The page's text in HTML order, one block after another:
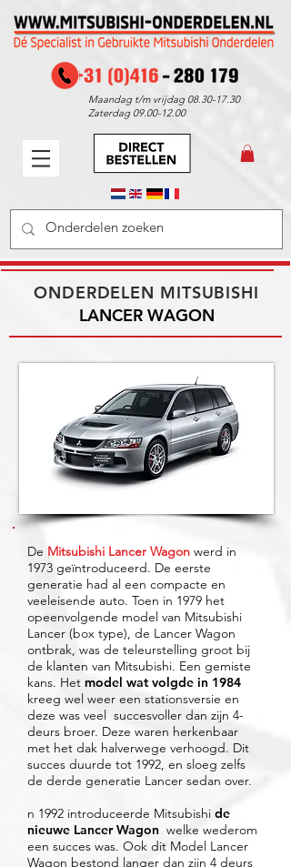
Maandag t/m vrijdag 08.30-17.30
Zaterdag 09.00-12.00
ONDERDELEN MITSUBISHI
LANCER WAGON
De Mitsubishi Lancer Wagon werd in
1973 geïntroduceerd. De eerste
generatie had al een compacte en
veeleisende auto. Toen in 1979 het
opeenvolgende model van Mitsubishi
Lancer (box type), de Lancer Wagon
ontbrak, was de teleurstelling groot bij
de klanten van Mitsubishi. Een gemiste
kans. Het model wat volgde in 1984
kreeg wel weer een stationsversie en
deze was veel succesvoller dan zijn 4-
deurs broer. Deze waren herkenbaar
met het dak halverwege verhoogd. Dit
succes duurde tot 1992, en sloeg zelfs
de derde generatie Lancer sedan over.
n 1992 introduceerde Mitsubishi de
nieuwe Lancer Wagon welke wederom
een ​​succes was. Ook dit Model Lancer
Wagon bestond langer dan zijn 4 deurs